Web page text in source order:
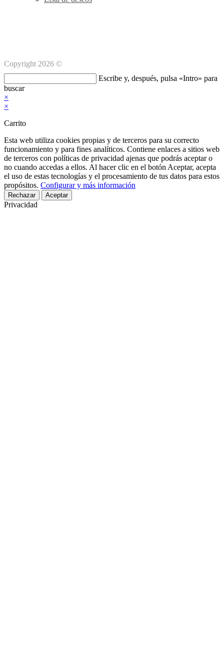
Copyright 2026 ©
en
esta
web
Escribe y, después, pulsa «Intro» para
buscar
×
×
Carrito
Esta web utiliza cookies propias y de terceros para su correcto
funcionamiento y para fines analíticos. Contiene enlaces a sitios web
de terceros con políticas de privacidad ajenas que podrás aceptar o
no cuando accedas a ellos. Al hacer clic en el botón Aceptar, acepta
el uso de estas tecnologías y el procesamiento de tus datos para estos
propósitos. Configurar y más información
Rechazar Aceptar
Privacidad